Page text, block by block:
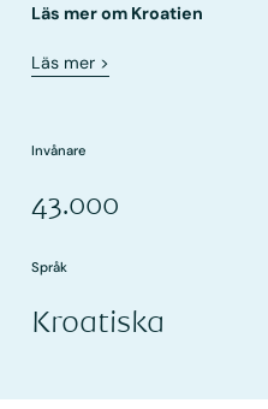
Läs mer om Kroatien
Läs mer >
Invånare
43.000
Språk
Kroatiska